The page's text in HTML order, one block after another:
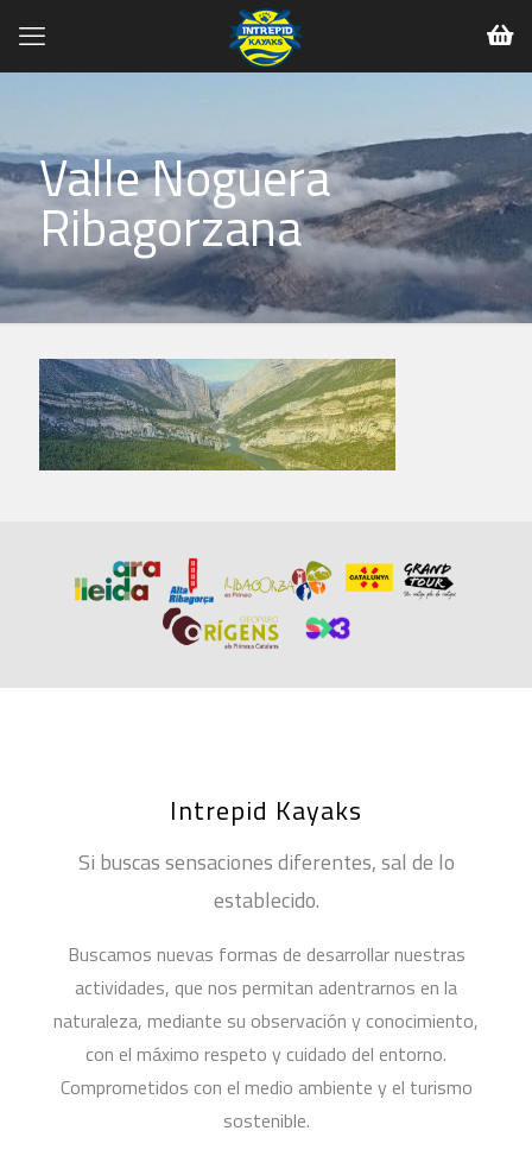
Valle Noguera
Ribagorzana
Intrepid Kayaks
Si buscas sensaciones diferentes, sal de lo
establecido.
Buscamos nuevas formas de desarrollar nuestras
actividades, que nos permitan adentrarnos en la
naturaleza, mediante su observación y conocimiento,
con el máximo respeto y cuidado del entorno.
Comprometidos con el medio ambiente y el turismo
sostenible.